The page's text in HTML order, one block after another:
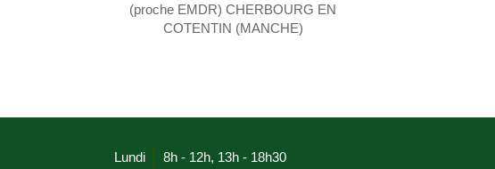
(proche EMDR) CHERBOURG EN
COTENTIN (MANCHE)
Lundi 8h - 12h, 13h - 18h30